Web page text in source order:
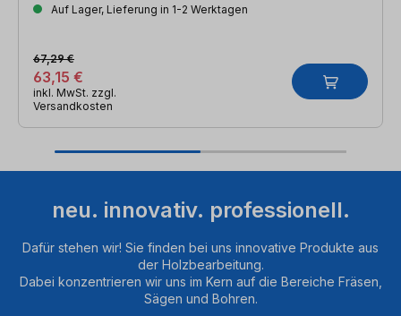
Auf Lager, Lieferung in 1-2 Werktagen
63,15 €
67,29 €
inkl. MwSt. zzgl.
Versandkosten
neu. innovativ. professionell.
Dafür stehen wir! Sie finden bei uns innovative Produkte aus
der Holzbearbeitung.
Dabei konzentrieren wir uns im Kern auf die Bereiche Fräsen,
Sägen und Bohren.